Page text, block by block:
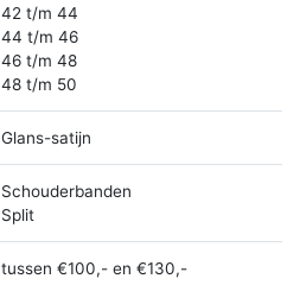
42 t/m 44
44 t/m 46
46 t/m 48
48 t/m 50
Glans-satijn
Schouderbanden
Split
tussen €100,- en €130,-